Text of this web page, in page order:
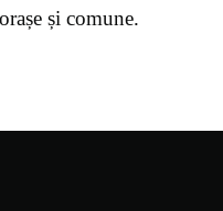
și comune.